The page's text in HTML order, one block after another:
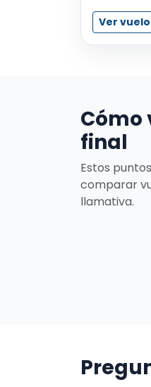
Ver
Cómo
final
Estos
comparar
llamativa.